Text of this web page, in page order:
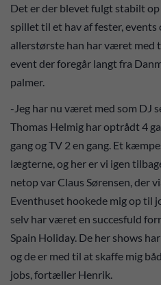
Det er der blevet fulgt stabilt
spillet til et hav af fester,
allerstørste han har været med
event der foregår langt fra
palmer.
-Jeg har nu været med som DJ
Thomas Helmig har optrådt 4
gang og TV 2 en gang. Et
lægterne, og her er vi igen
netop var Claus Sørensen, der
Eventhuset hookede mig op til
selv har været en succesfuld
Spain Holiday. De her shows
og de er med til at skaffe mig
jobs, fortæller Henrik.